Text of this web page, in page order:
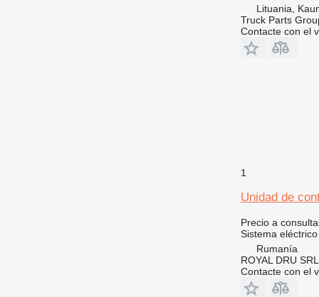
Lituania,
Truck Parts
Contacte con el
1
Unidad de
Precio a
Sistema
Rumanía
ROYAL DRU SRL
Contacte con el